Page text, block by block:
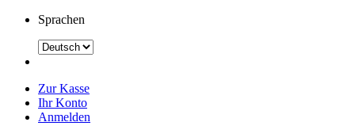
Sprachen
Zur Kasse
Ihr Konto
Anmelden